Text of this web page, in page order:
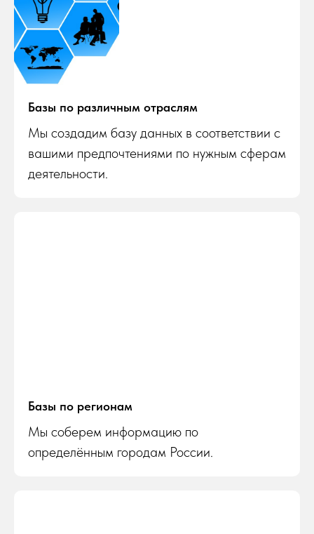
Базы по различным отраслям
Мы создадим базу данных в соответствии с
вашими предпочтениями по нужным сферам
деятельности.
Базы по регионам
Мы соберем информацию по
определённым городам России.